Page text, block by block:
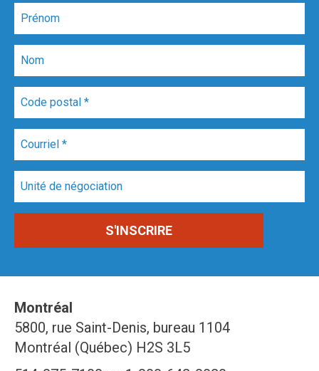
Montréal
5800, rue Saint-Denis, bureau 1104
Montréal (Québec) H2S 3L5